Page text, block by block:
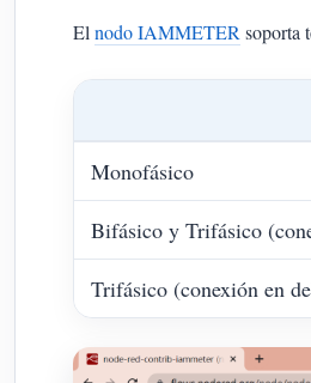
El nodo IAMMETER soporta
Monofásico
Bifásico y Trifásico
Trifásico (conexión en